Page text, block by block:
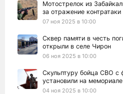
Мотострелок из
за отражение
07 ноя 2025 в 10:00
Сквер памяти в честь
открыли в селе Чирон
06 ноя 2025 в 10:00
Скульптуру бойца СВО с
установили на
04 ноя 2025 в 10:00